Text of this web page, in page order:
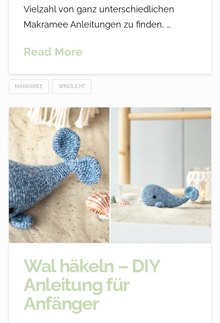
Vielzahl von ganz unterschiedlichen
Makramee Anleitungen zu finden, …
Read More
MAKRAMEE WINDLICHT
Wal häkeln – DIY
Anleitung für
Anfänger